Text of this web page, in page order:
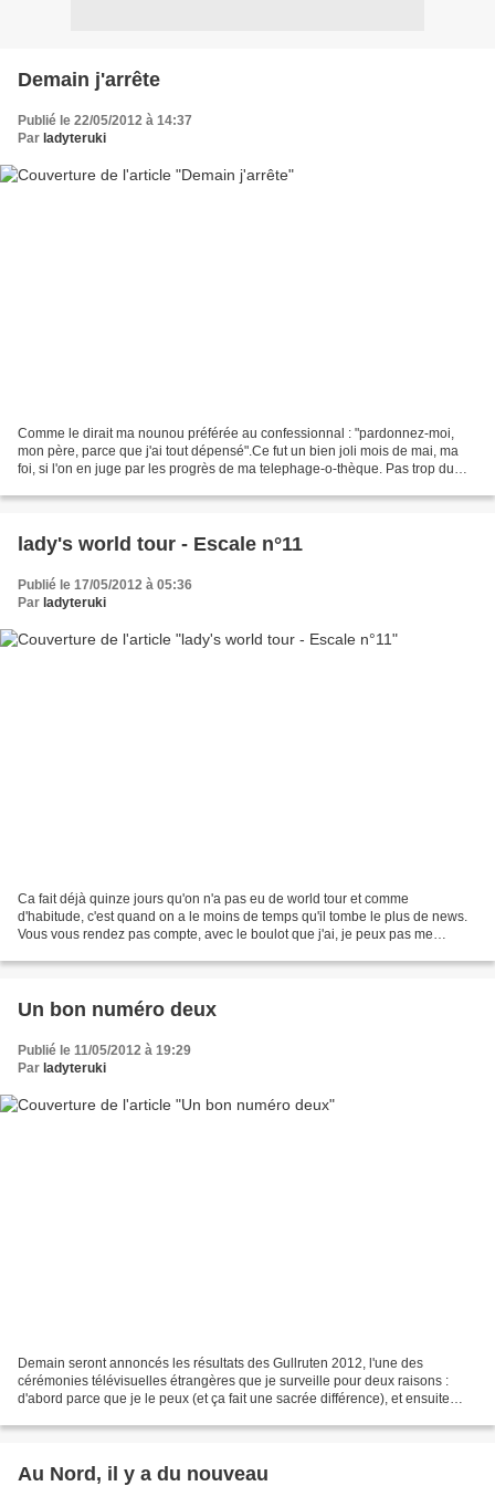
Demain j'arrête
Publié le 22/05/2012 à 14:37
Par ladyteruki
Comme le dirait ma nounou préférée au confessionnal : "pardonnez-moi,
mon père, parce que j'ai tout dépensé".Ce fut un bien joli mois de mai, ma
foi, si l'on en juge par les progrès de ma telephage-o-thèque. Pas trop du
lady's world tour - Escale n°11
Publié le 17/05/2012 à 05:36
Par ladyteruki
Ca fait déjà quinze jours qu'on n'a pas eu de world tour et comme
d'habitude, c'est quand on a le moins de temps qu'il tombe le plus de news.
Vous vous rendez pas compte, avec le boulot que j'ai, je peux pas me
Un bon numéro deux
Publié le 11/05/2012 à 19:29
Par ladyteruki
Demain seront annoncés les résultats des Gullruten 2012, l'une des
cérémonies télévisuelles étrangères que je surveille pour deux raisons :
d'abord parce que je le peux (et ça fait une sacrée différence), et ensuite
Au Nord, il y a du nouveau